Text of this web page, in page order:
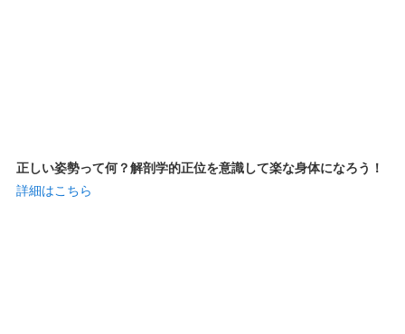
正しい姿勢って何？解剖学的正位を意識して楽な身体になろう！
詳細はこちら